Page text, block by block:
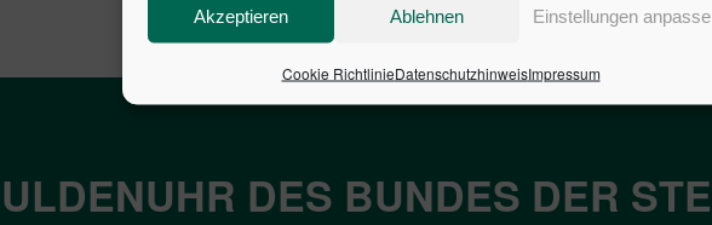
Akzeptieren Ablehnen Einstellungen
Cookie RichtlinieDatenschutzhinweisImpressum
DES BUNDES DER